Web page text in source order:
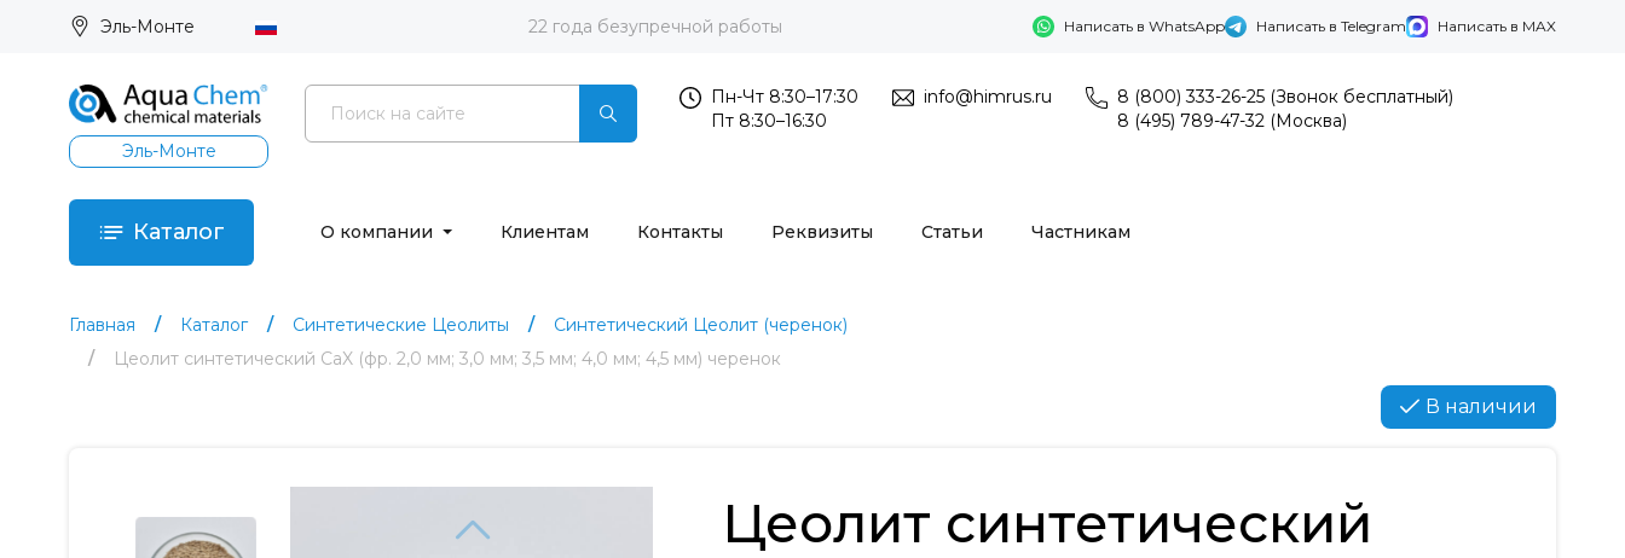
Эль-Монте 22 года безупречной работы Написать в WhatsApp Написать в Telegram Написать в MAX
Эль-Монте
Пн-Чт 8:30–17:30
Пт 8:30–16:30
info@himrus.ru
8 (800) 333-26-25 (Звонок бесплатный)
8 (495) 789-47-32 (Москва)
Каталог О компании Клиентам Контакты Реквизиты Статьи Частникам
Главная Каталог Синтетические Цеолиты
Синтетический Цеолит (черенок)
Цеолит синтетический CaX (фр. 2,0 мм; 3,0 мм; 3,5 мм; 4,0 мм; 4,5 мм) черенок
В наличии
Цеолит синтетический